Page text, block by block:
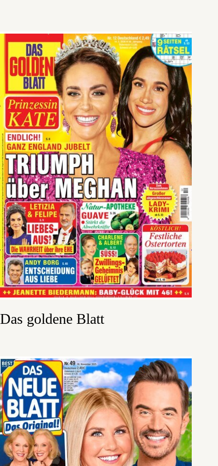
Das goldene Blatt